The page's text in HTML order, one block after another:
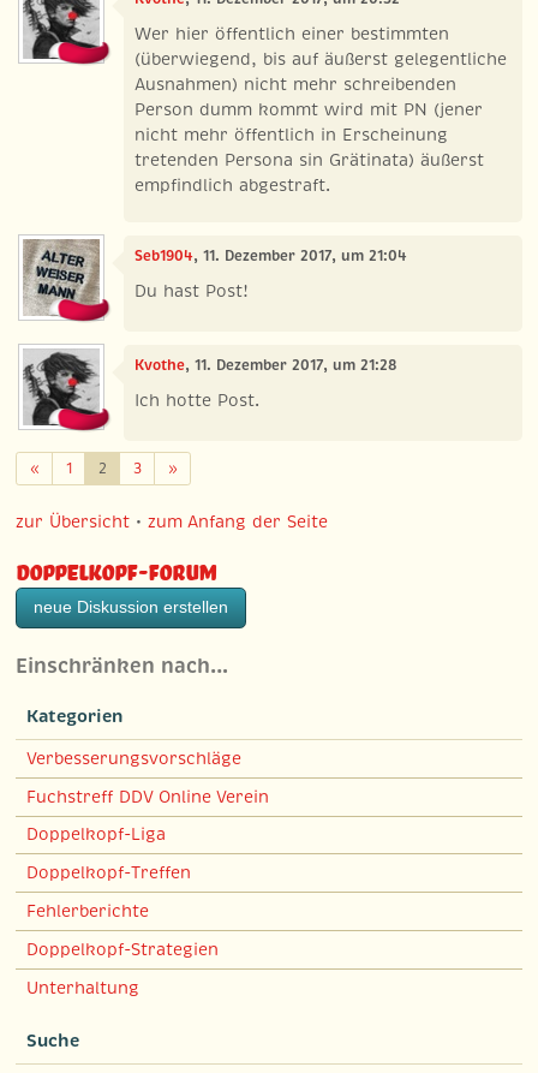
Wer hier öffentlich einer bestimmten
(überwiegend, bis auf äußerst gelegentliche
Ausnahmen) nicht mehr schreibenden
Person dumm kommt wird mit PN (jener
nicht mehr öffentlich in Erscheinung
tretenden Persona sin Grätinata) äußerst
empfindlich abgestraft.
Seb1904, 11. Dezember 2017, um 21:04
Du hast Post!
Kvothe, 11. Dezember 2017, um 21:28
Ich hotte Post.
«Zurück
1 2 3 »Weiter
zur Übersicht •zum Anfang der Seite
Doppelkopf-Forum
neue Diskussion erstellen
Einschränken nach…
Kategorien
Verbesserungsvorschläge
Fuchstreff DDV Online Verein
Doppelkopf-Liga
Doppelkopf-Treffen
Fehlerberichte
Doppelkopf-Strategien
Unterhaltung
Suche